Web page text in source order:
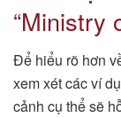
“Ministry
Để hiểu rõ hơn
xem xét các ví
cảnh cụ thể sẽ